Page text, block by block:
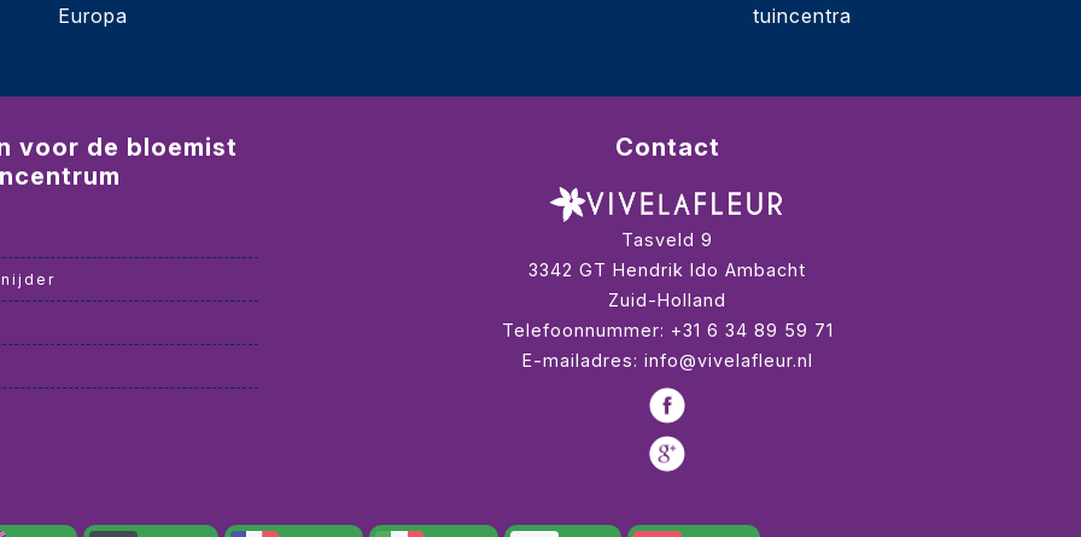
Europa
tuincentra
voor de bloemist
Contact
Tasveld 9
3342 GTHendrik Ido Ambacht
Zuid-Holland
Telefoonnummer: +31 6 34 89 59 71
E-mailadres: info@vivelafleur.nl